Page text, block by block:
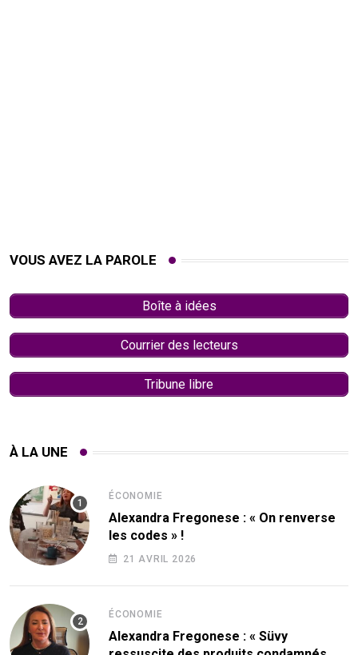
VOUS AVEZ LA PAROLE
Boîte à idées
Courrier des lecteurs
Tribune libre
À LA UNE
ÉCONOMIE
Alexandra Fregonese : « On renverse
les codes » !
21 AVRIL 2026
ÉCONOMIE
Alexandra Fregonese : « Süvy